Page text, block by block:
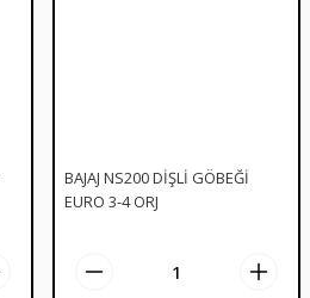
BAJAJ NS200 DİŞLİ GÖBEĞİ
EURO 3-4 ORJ